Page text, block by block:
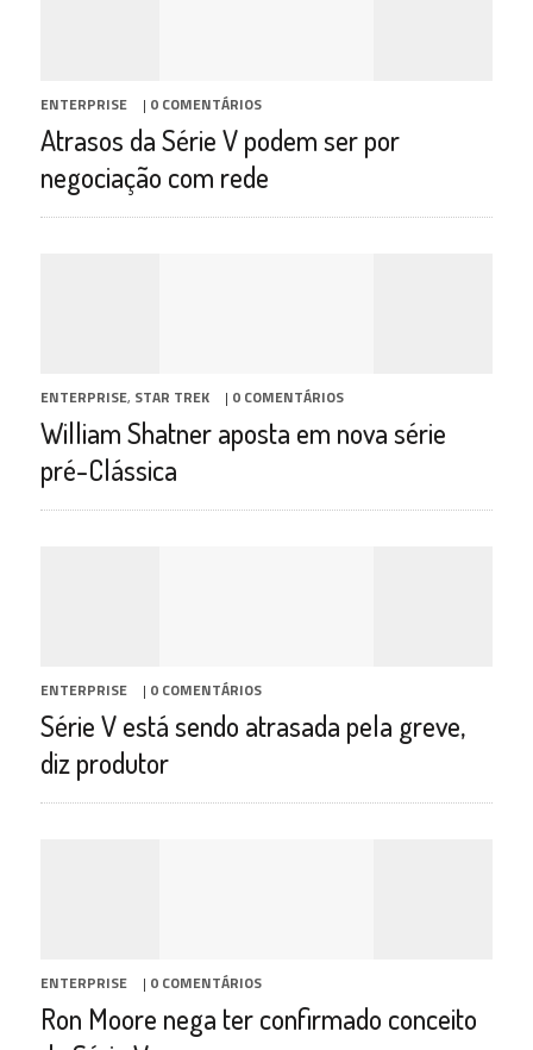
ENTERPRISE | 0 COMENTÁRIOS
Atrasos da Série V podem ser por
negociação com rede
ENTERPRISE, STAR TREK | 0 COMENTÁRIOS
William Shatner aposta em nova série
pré-Clássica
ENTERPRISE | 0 COMENTÁRIOS
Série V está sendo atrasada pela greve,
diz produtor
ENTERPRISE | 0 COMENTÁRIOS
Ron Moore nega ter confirmado conceito